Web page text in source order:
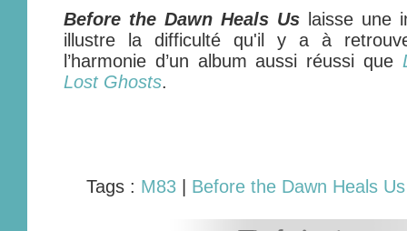
Before the Dawn Heals Us laisse une
illustre la difficulté qu'il y a à
l’harmonie d’un album aussi réussi que
Lost Ghosts.
Tags : M83 Before the Dawn Heals Us